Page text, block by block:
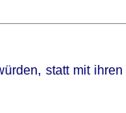
statt mit ihren